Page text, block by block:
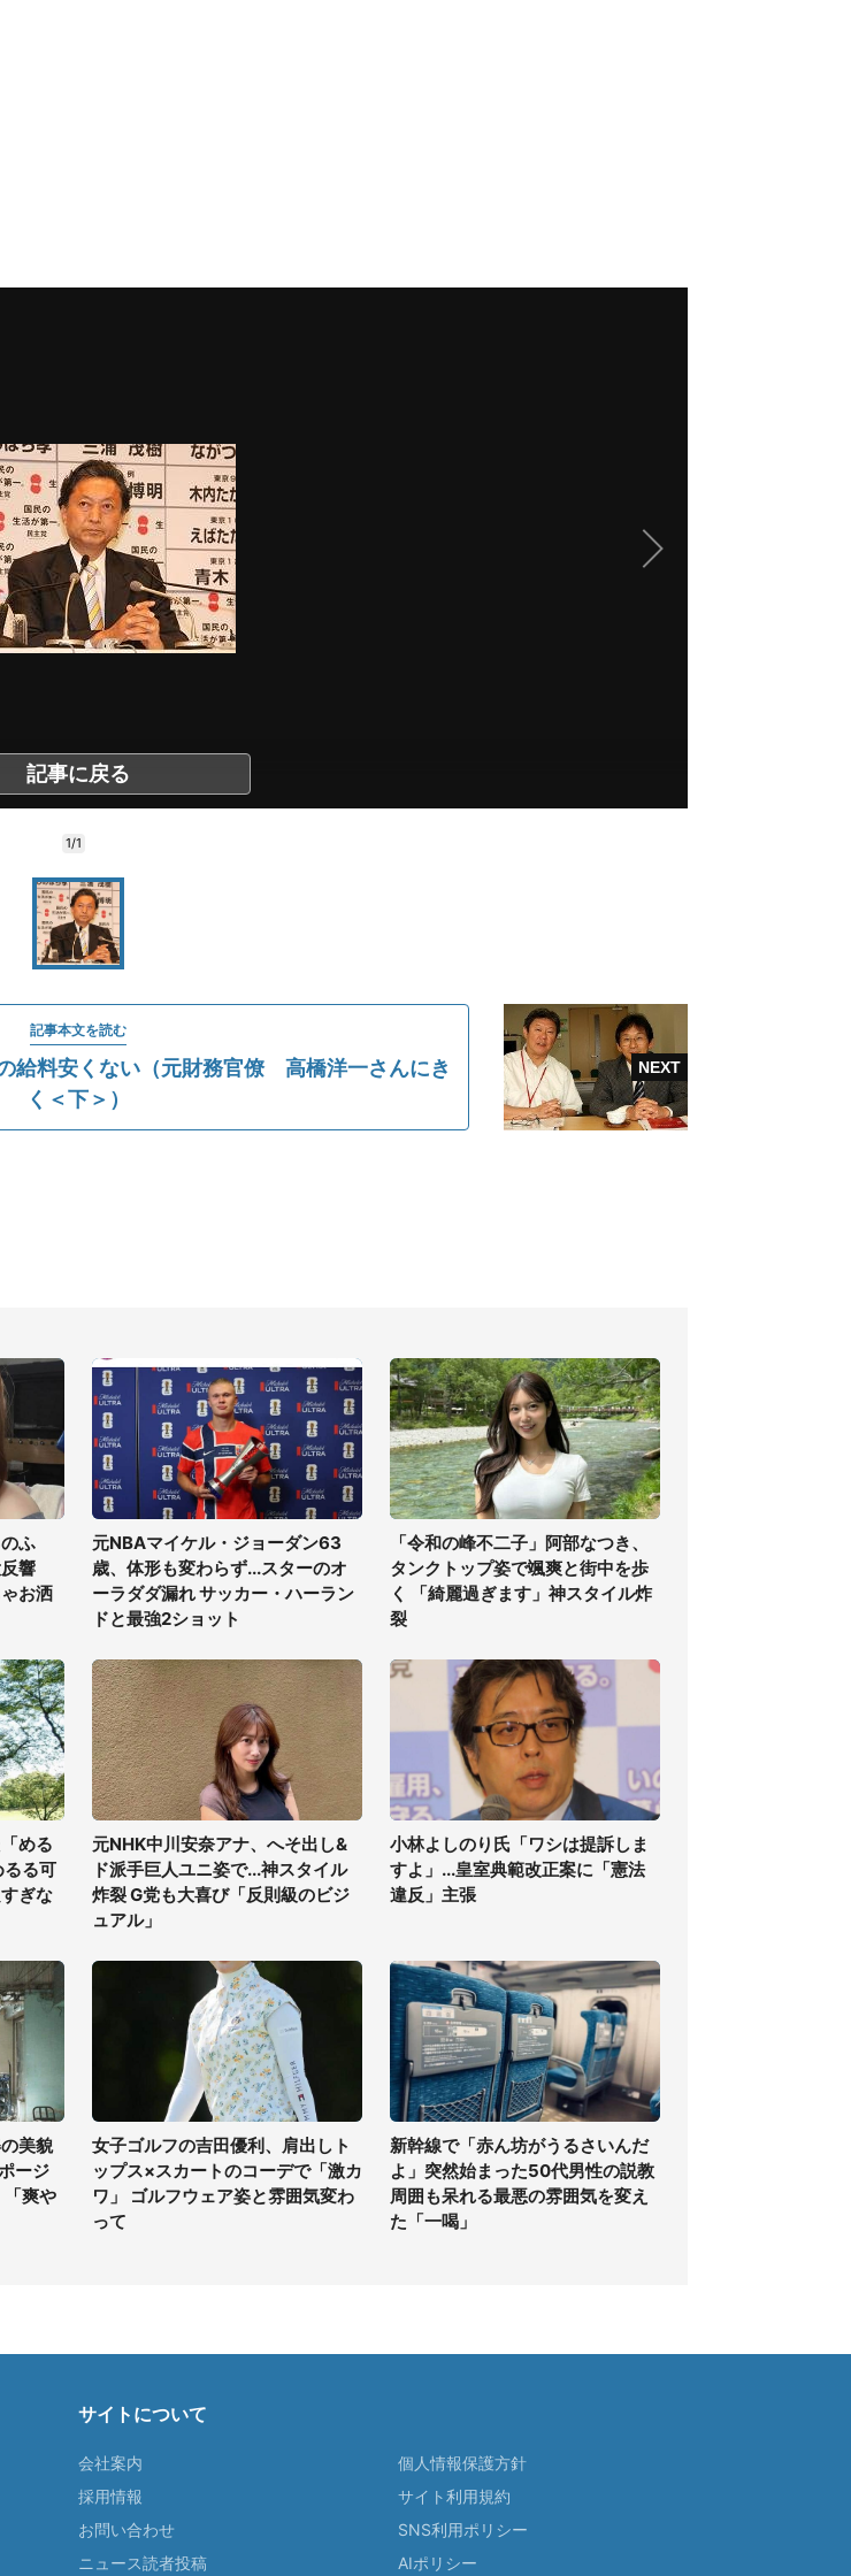
記事に戻る
1/1
記事本文を読む
給料安くない（元財務官僚 高橋洋一さんにき
く＜下＞）
ふ
響
お洒
元NBAマイケル・ジョーダン63
歳、体形も変わらず...スターのオ
ーラダダ漏れ サッカー・ハーラン
ドと最強2ショット
「令和の峰不二子」阿部なつき、
タンクトップ姿で颯爽と街中を歩
く 「綺麗過ぎます」神スタイル炸
裂
める
るる可
ぎな
元NHK中川安奈アナ、へそ出し&
ド派手巨人ユニ姿で...神スタイル
炸裂 G党も大喜び「反則級のビジ
ュアル」
小林よしのり氏「ワシは提訴しま
すよ」...皇室典範改正案に「憲法
違反」主張
美貌
ージ
「爽や
女子ゴルフの吉田優利、肩出しト
ップス×スカートのコーデで「激カ
ワ」 ゴルフウェア姿と雰囲気変わ
って
新幹線で「赤ん坊がうるさいんだ
よ」突然始まった50代男性の説教
周囲も呆れる最悪の雰囲気を変え
た「一喝」
サイトについて
会社案内
採用情報
お問い合わせ
ニュース読者投稿
個人情報保護方針
サイト利用規約
SNS利用ポリシー
AIポリシー